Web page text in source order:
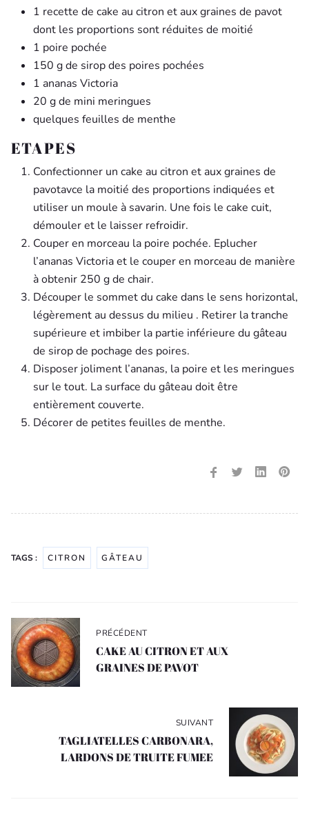
1 recette de cake au citron et aux graines de pavot
dont les proportions sont réduites de moitié
1 poire pochée
150 g de sirop des poires pochées
1 ananas Victoria
20 g de mini meringues
quelques feuilles de menthe
ETAPES
Confectionner un cake au citron et aux graines de
pavotavce la moitié des proportions indiquées et
utiliser un moule à savarin. Une fois le cake cuit,
démouler et le laisser refroidir.
Couper en morceau la poire pochée. Eplucher
l’ananas Victoria et le couper en morceau de manière
à obtenir 250 g de chair.
Découper le sommet du cake dans le sens horizontal,
légèrement au dessus du milieu . Retirer la tranche
supérieure et imbiber la partie inférieure du gâteau
de sirop de pochage des poires.
Disposer joliment l’ananas, la poire et les meringues
sur le tout. La surface du gâteau doit être
entièrement couverte.
Décorer de petites feuilles de menthe.
TAGS : CITRON GÂTEAU
de
l’article
PRÉCÉDENT
CAKE AU CITRON ET AUX
GRAINES DE PAVOT
SUIVANT
TAGLIATELLES CARBONARA,
LARDONS DE TRUITE FUMEE